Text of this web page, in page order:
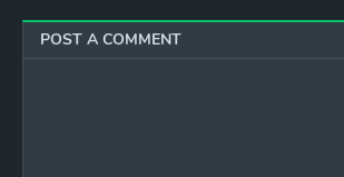
POST A COMMENT